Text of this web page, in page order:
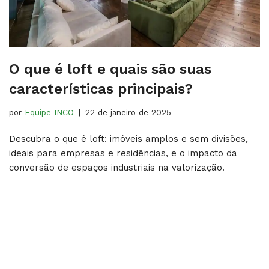
O que é loft e quais são suas
características principais?
por Equipe INCO 22 de janeiro de 2025
Descubra o que é loft: imóveis amplos e sem divisões,
ideais para empresas e residências, e o impacto da
conversão de espaços industriais na valorização.